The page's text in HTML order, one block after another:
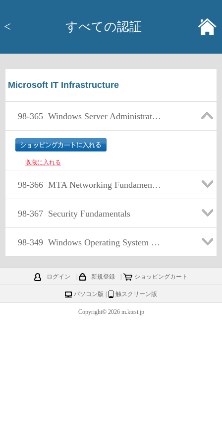
< すべての認証
Microsoft IT Infrastructure
98-365 Windows Server Administration Fundamentals
収蔵に入れる
98-366 MTA Networking Fundamentals
98-367 Security Fundamentals
98-349 Windows Operating System Fundamentals
ログイン 新規登録 ショッピングカート
パソコン版 触スクリーン版
Copyright© 2026 m.ktest.jp